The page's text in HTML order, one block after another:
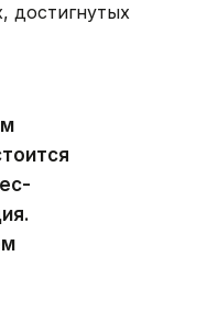
достигнутых